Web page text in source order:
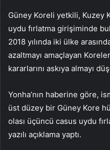
Güney Koreli yetkili, Kuzey
uydu fırlatma girişiminde
2018 yılında iki ülke
azaltmayı amaçlayan
kararlarını askıya almayı
Yonha’nın haberine göre,
üst düzey bir Güney Kore
olası üçüncü casus uydu
yazılı açıklama yaptı.